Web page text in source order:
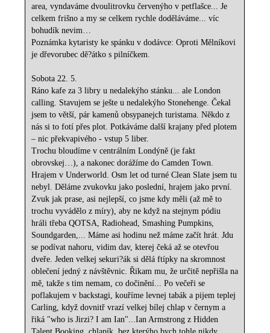
area, vyndaváme dvoulitrovku červenýho v petflašce... Je
celkem frišno a my se celkem rychle doděláváme... víc
bohudík nevim…
Poznámka kytaristy ke spánku v dodávce: Oproti Mělníkovi
je dřevorubec dě?átko s pilníčkem.
Sobota 22. 5.
Ráno kafe za 3 libry u nedalekýho stánku... ale London
calling. Stavujem se ješte u nedalekýho Stonehenge. Čekal
jsem to větší, pár kamenů obsypanejch turistama. Někdo z
nás si to fotí přes plot. Potkáváme další krajany před plotem
– nic překvapivého - vstup 5 liber.
Trochu bloudíme v centrálním Londýně (je fakt
obrovskej…), a nakonec dorážíme do Camden Town.
Hrajem v Underworld. Osm let od turné Clean Slate jsem tu
nebyl. Děláme zvukovku jako poslední, hrajem jako první.
Zvuk jak prase, asi nejlepší, co jsme kdy měli (až mě to
trochu vyvádělo z míry), aby ne když na stejnym pódiu
hráli třeba QOTSA, Radiohead, Smashing Pumpkins,
Soundgarden,... Máme asi hodinu než máme začít hrát. Jdu
se podívat nahoru, vidim dav, kterej čeká až se otevřou
dveře. Jeden velkej sekuri?ák si dělá ftípky na skromnost
oblečení jedný z návštěvnic. Řikam mu, že určitě nepřišla na
mě, takže s tim nemam, co dočinění... Po večeři se
poflakujem v backstagi, kouříme levnej tabák a pijem teplej
Carling, když dovnitř vrazí velkej bílej chlap v černym a
řiká "who is Jirzi? I am Ian"...Ian Armstrong z Hidden